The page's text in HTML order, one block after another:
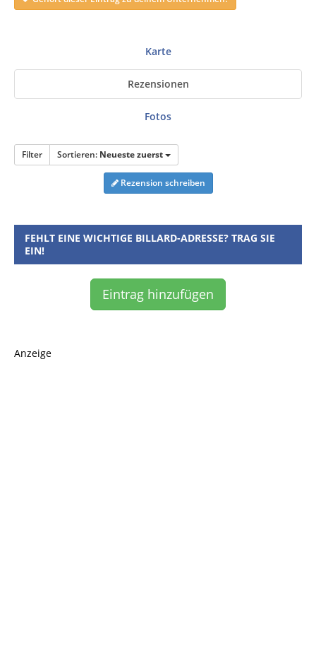
Karte
Rezensionen
Fotos
Filter Sortieren: Neueste zuerst
Rezension schreiben
FEHLT EINE WICHTIGE BILLARD-ADRESSE? TRAG SIE
EIN!
Eintrag hinzufügen
Anzeige